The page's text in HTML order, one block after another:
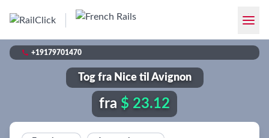
 +19179701470
Tog fra Nice til Avignon
fra $ 23.12